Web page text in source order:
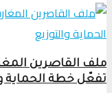
ملف القاصرين
تفعّل خطة الحماية